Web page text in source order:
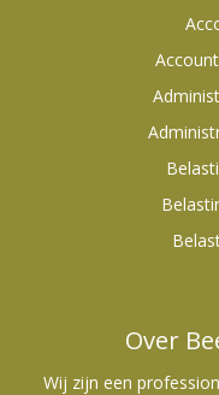
Over
Wij zijn een